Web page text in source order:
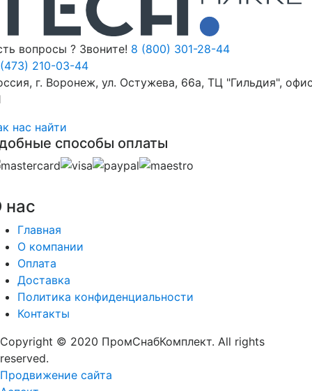
вопросы ? Звоните! 8 (800) 301-28-44
210-03-44
г. Воронеж, ул. Остужева, 66а, ТЦ "Гильдия",
нас найти
способы оплаты
нас
Главная
О компании
Оплата
Доставка
Политика конфиденциальности
Контакты
Copyright © 2020 ПромСнабКомплект. All rights
reserved.
Продвижение сайта